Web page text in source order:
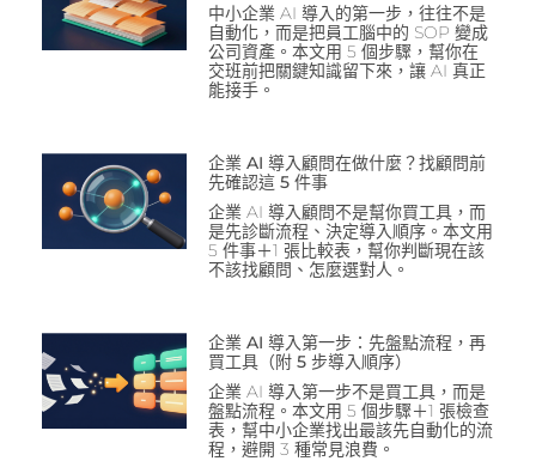
中小企業 AI 導入的第一步，往往不是
自動化，而是把員工腦中的 SOP 變成
公司資產。本文用 5 個步驟，幫你在
交班前把關鍵知識留下來，讓 AI 真正
能接手。
企業 AI 導入顧問在做什麼？找顧問前
先確認這 5 件事
企業 AI 導入顧問不是幫你買工具，而
是先診斷流程、決定導入順序。本文用
5 件事＋1 張比較表，幫你判斷現在該
不該找顧問、怎麼選對人。
企業 AI 導入第一步：先盤點流程，再
買工具（附 5 步導入順序）
企業 AI 導入第一步不是買工具，而是
盤點流程。本文用 5 個步驟＋1 張檢查
表，幫中小企業找出最該先自動化的流
程，避開 3 種常見浪費。